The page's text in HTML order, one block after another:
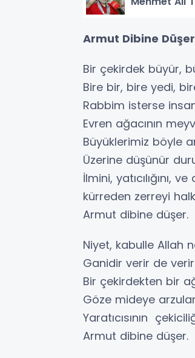
Armut Dibine Düşer
Bir çekirdek büyür,
Bire bir, bire yedi,
Rabbim isterse
Evren ağacının
Büyüklerimiz böyle
Üzerine düşünür
İlmini, yatıcılığını,
kürreden zerreyi
Armut dibine düşer.
Niyet, kabulle Allah
Ganidir verir de
Bir çekirdekten bir
Göze mideye
Yaratıcısının
Armut dibine düşer.